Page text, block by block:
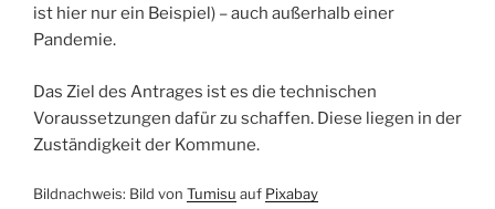
ist hier nur ein Beispiel) – auch außerhalb einer
Pandemie.
Das Ziel des Antrages ist es die technischen
Voraussetzungen dafür zu schaffen. Diese liegen in der
Zuständigkeit der Kommune.
Bildnachweis: Bild von Tumisu auf Pixabay